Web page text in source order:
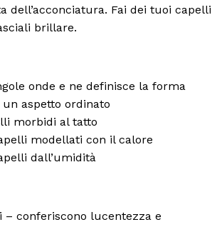
dell’acconciatura. Fai dei tuoi capelli
brillare.
onde e ne definisce la forma
aspetto ordinato
morbidi al tatto
modellati con il calore
dall’umidità
– conferiscono lucentezza e